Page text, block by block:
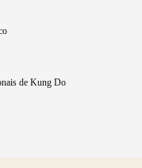
de Kung Do